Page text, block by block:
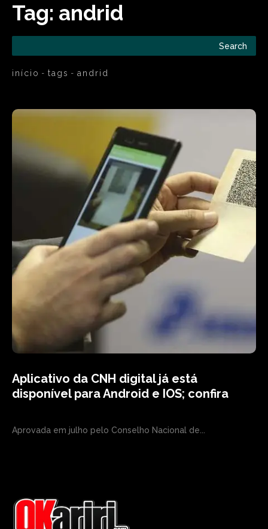
Tag: andrid
Search
início tags andrid
Aplicativo da CNH digital já está
disponível para Android e IOS; confira
Aprovada em julho pelo Conselho Nacional de...